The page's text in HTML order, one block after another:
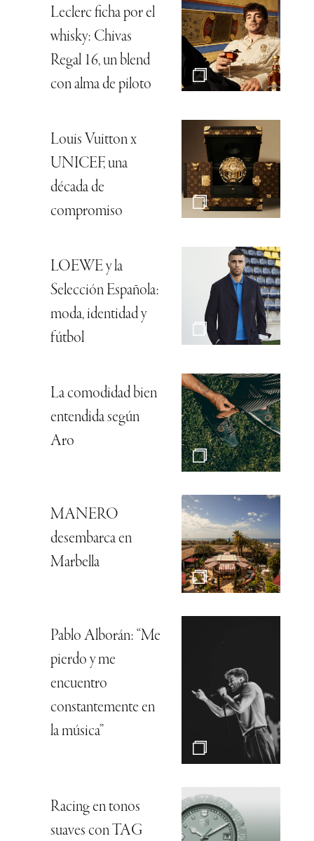
Leclerc ficha por el
whisky: Chivas
Regal 16, un blend
con alma de piloto
Louis Vuitton x
UNICEF, una
década de
compromiso
LOEWE y la
Selección Española:
moda, identidad y
fútbol
La comodidad bien
entendida según
Aro
MANERO
desembarca en
Marbella
Pablo Alborán: “Me
pierdo y me
encuentro
constantemente en
la música”
Racing en tonos
suaves con TAG